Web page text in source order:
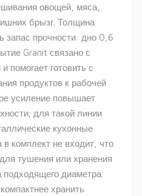
овощей, мяса,
брызг. Толщина
запас прочности: дно 0,6
Granit связано с
помогает готовить с
продуктов к рабочей
усиление повышает
для такой линии
кухонные
комплект не входит, что
тушения или хранения
диаметра.
хранить